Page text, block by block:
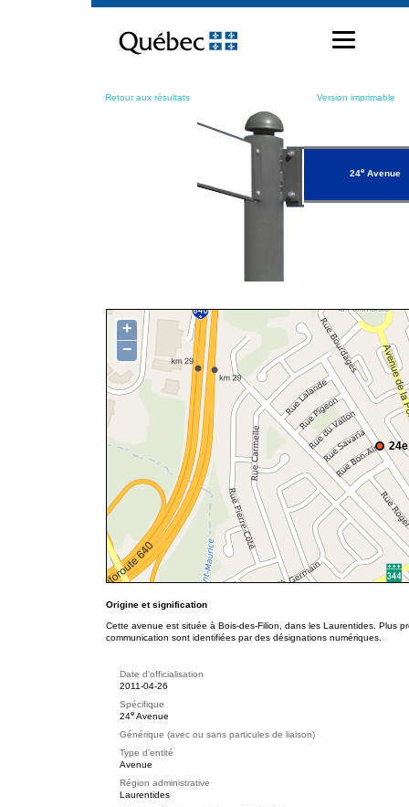
contenu
Retour aux résultats Version imprimable
24eAvenue
+
−
Origine et signification
Cette avenue est située à Bois-des-Filion, dans les Laurentides. Plus
communication sont identifiées par des désignations numériques.
Date d'officialisation
2011-04-26
Spécifique
24e Avenue
Générique (avec ou sans particules de liaison)
Type d'entité
Avenue
Région administrative
Laurentides